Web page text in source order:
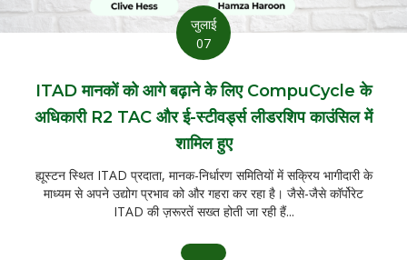
जुलाई
07
ITAD मानकों को आगे बढ़ाने के लिए CompuCycle के
अधिकारी R2 TAC और ई-स्टीवर्ड्स लीडरशिप काउंसिल में
शामिल हुए
ह्यूस्टन स्थित ITAD प्रदाता, मानक-निर्धारण समितियों में सक्रिय भागीदारी के
माध्यम से अपने उद्योग प्रभाव को और गहरा कर रहा है। जैसे-जैसे कॉर्पोरेट
ITAD की ज़रूरतें सख्त होती जा रही हैं...